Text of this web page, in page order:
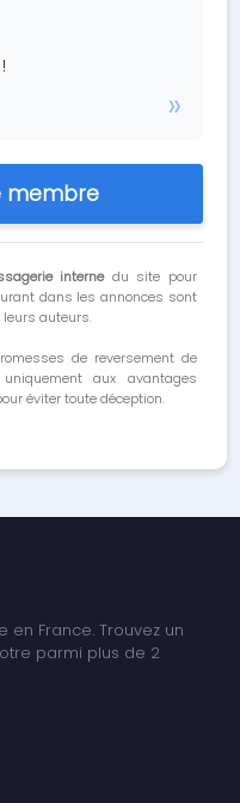
membre
internedu site pour
dans les annonces sont
auteurs.
de reversement de
aux avantages
éviter toute déception.
France. Trouvez un
parmi plus de 2